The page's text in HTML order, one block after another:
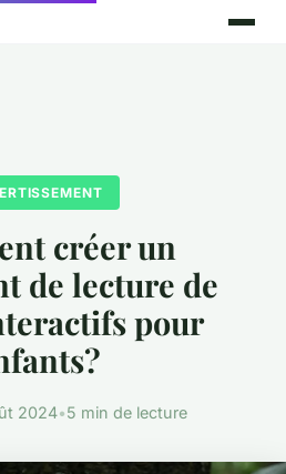
créer un
de lecture de
pour
2024•5 min de lecture